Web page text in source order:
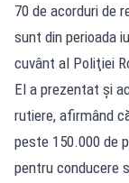
70 de acorduri de
sunt din perioada
cuvânt al Poliţiei
El a prezentat şi
rutiere, afirmând
peste 150.000 de
pentru conducere